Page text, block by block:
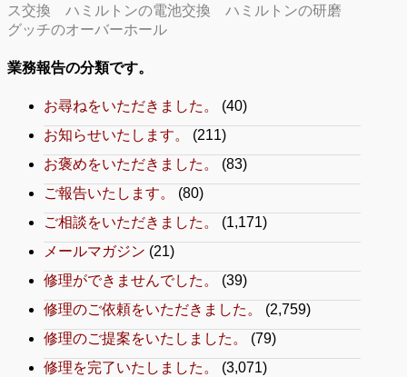
ス交換
ハミルトンの電池交換
ハミルトンの研磨
グッチのオーバーホール
業務報告の分類です。
お尋ねをいただきました。
(40)
お知らせいたします。
(211)
お褒めをいただきました。
(83)
ご報告いたします。
(80)
ご相談をいただきました。
(1,171)
メールマガジン (21)
修理ができませんでした。
(39)
修理のご依頼をいただきました。
(2,759)
修理のご提案をいたしました。
(79)
修理を完了いたしました。
(3,071)